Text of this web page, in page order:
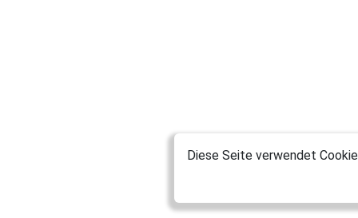
Diese Seite verwendet